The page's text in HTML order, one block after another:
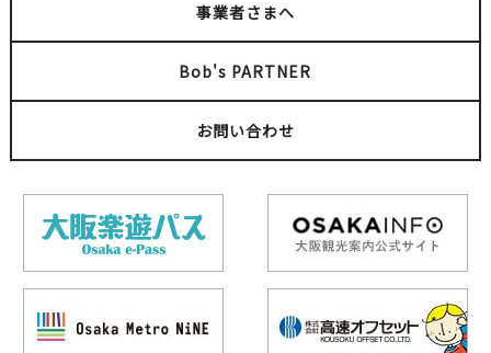
事業者さまへ
Bob's PARTNER
お問い合わせ